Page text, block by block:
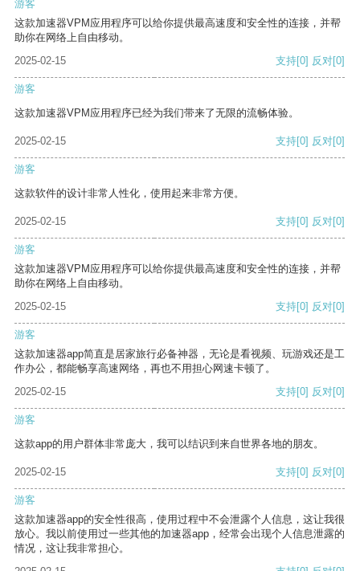
游客
这款加速器VPM应用程序可以给你提供最高速度和安全性的连接，并帮
助你在网络上自由移动。
2025-02-15
支持[0] 反对[0]
游客
这款加速器VPM应用程序已经为我们带来了无限的流畅体验。
2025-02-15 支持[0] 反对[0]
游客
这款软件的设计非常人性化，使用起来非常方便。
2025-02-15 支持[0] 反对[0]
游客
这款加速器VPM应用程序可以给你提供最高速度和安全性的连接，并帮
助你在网络上自由移动。
2025-02-15
支持[0] 反对[0]
游客
这款加速器app简直是居家旅行必备神器，无论是看视频、玩游戏还是工
作办公，都能畅享高速网络，再也不用担心网速卡顿了。
2025-02-15
支持[0] 反对[0]
游客
这款app的用户群体非常庞大，我可以结识到来自世界各地的朋友。
2025-02-15 支持[0] 反对[0]
游客
这款加速器app的安全性很高，使用过程中不会泄露个人信息，这让我很
放心。我以前使用过一些其他的加速器app，经常会出现个人信息泄露的
情况，这让我非常担心。